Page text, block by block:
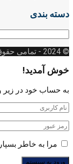
دسته بندی
دسته
© 2024
- تمامی
خوش آمدید!
به حساب خود در زیر
مرا به خاطر بسپار